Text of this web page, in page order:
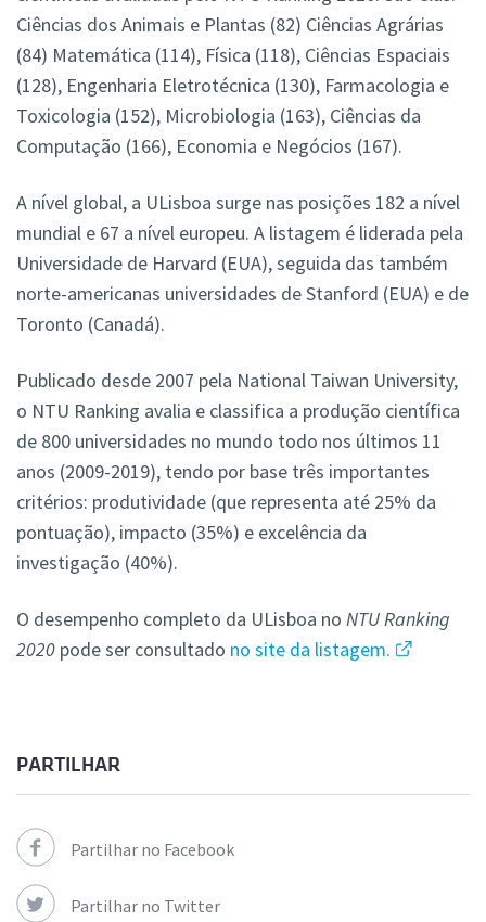
Ciências dos Animais e Plantas (82) Ciências Agrárias
(84) Matemática (114), Física (118), Ciências Espaciais
(128), Engenharia Eletrotécnica (130), Farmacologia e
Toxicologia (152), Microbiologia (163), Ciências da
Computação (166), Economia e Negócios (167).
A nível global, a ULisboa surge nas posições 182 a nível
mundial e 67 a nível europeu. A listagem é liderada pela
Universidade de Harvard (EUA), seguida das também
norte-americanas universidades de Stanford (EUA) e de
Toronto (Canadá).
Publicado desde 2007 pela National Taiwan University,
o NTU Ranking avalia e classifica a produção científica
de 800 universidades no mundo todo nos últimos 11
anos (2009-2019), tendo por base três importantes
critérios: produtividade (que representa até 25% da
pontuação), impacto (35%) e excelência da
investigação (40%).
O desempenho completo da ULisboa no NTU Ranking
2020 pode ser consultado no site da listagem.
PARTILHAR
Partilhar no Facebook
Partilhar no Twitter